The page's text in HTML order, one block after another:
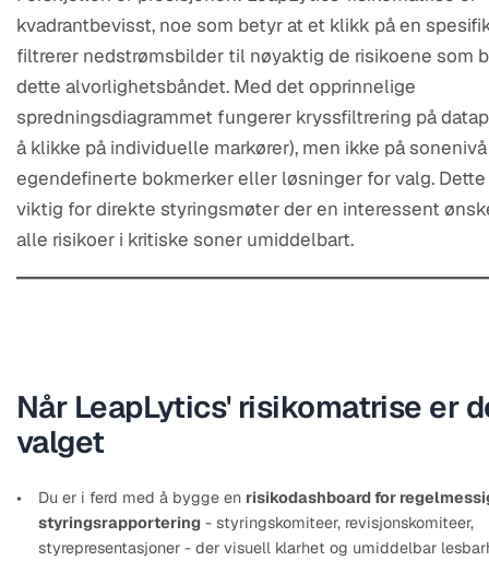
kvadrantbevisst, noe som betyr at et klikk på en
filtrerer nedstrømsbilder til nøyaktig de risikoene som
dette alvorlighetsbåndet. Med det opprinnelige
spredningsdiagrammet fungerer kryssfiltrering på
å klikke på individuelle markører), men ikke på
egendefinerte bokmerker eller løsninger for valg.
viktig for direkte styringsmøter der en interessent
alle risikoer i kritiske soner umiddelbart.
Når LeapLytics' risikomatrise er
valget
Du er i ferd med å bygge en risikodashboard for
styringsrapportering - styringskomiteer, revisjonskomiteer,
styrepresentasjoner - der visuell klarhet og umiddelbar